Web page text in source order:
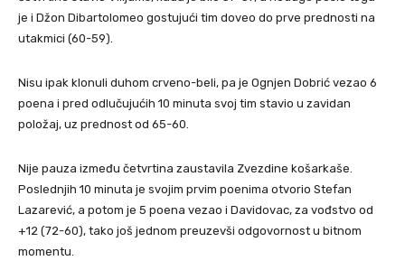
je i Džon Dibartolomeo gostujući tim doveo do prve prednosti na
utakmici (60-59).
Nisu ipak klonuli duhom crveno-beli, pa je Ognjen Dobrić vezao 6
poena i pred odlučujućih 10 minuta svoj tim stavio u zavidan
položaj, uz prednost od 65-60.
Nije pauza između četvrtina zaustavila Zvezdine košarkaše.
Poslednjih 10 minuta je svojim prvim poenima otvorio Stefan
Lazarević, a potom je 5 poena vezao i Davidovac, za vođstvo od
+12 (72-60), tako još jednom preuzevši odgovornost u bitnom
momentu.